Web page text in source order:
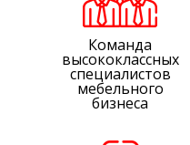
Команда
высококлассных
специалистов
мебельного
бизнеса